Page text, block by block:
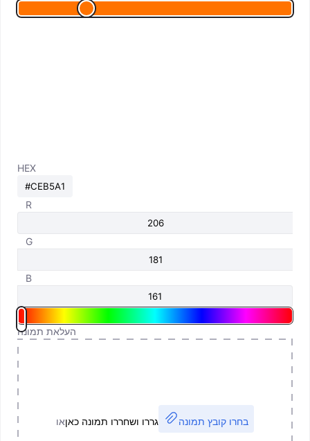
HEX
R
G
B
העלאת תמונה
גררו ושחררו תמונה כאןאו בחרו קובץ תמונה